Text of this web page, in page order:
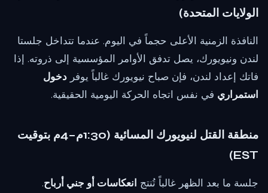
الولايات المتحدة)
النافذة الزمنية الأعلى حجماً في اليوم. عندما تتداخل جلستا
لندن ونيويورك، يصل تدفق الأوامر المؤسسية إلى ذروته. إذا
فاتك إعداد لندن، فإن صباح نيويورك غالباً يوفر دخول
استمراري في نفس اتجاه الحركة اليومية الحقيقية.
منطقة القتل لنيويورك المسائية (1:30م–4م بتوقيت
EST)
جلسة ما بعد الظهر غالباً تُنتج انعكاسات أو جني أرباح.